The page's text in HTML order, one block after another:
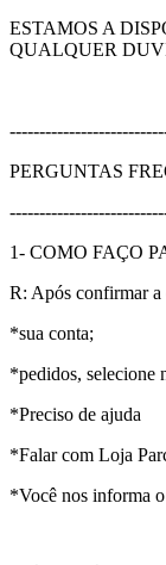
ESTAMOS A
QUALQUER
PERGUNTAS
1- COMO FAÇO
R: Após confirmar a
*sua conta;
*pedidos, selecione
*Preciso de ajuda
*Falar com Loja
*Você nos informa